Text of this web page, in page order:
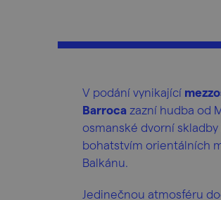
V podání vynikající
Barroca zazní hudba od
osmanské dvorní
bohatstvím orientálních
Balkánu.
Jedinečnou atmosféru